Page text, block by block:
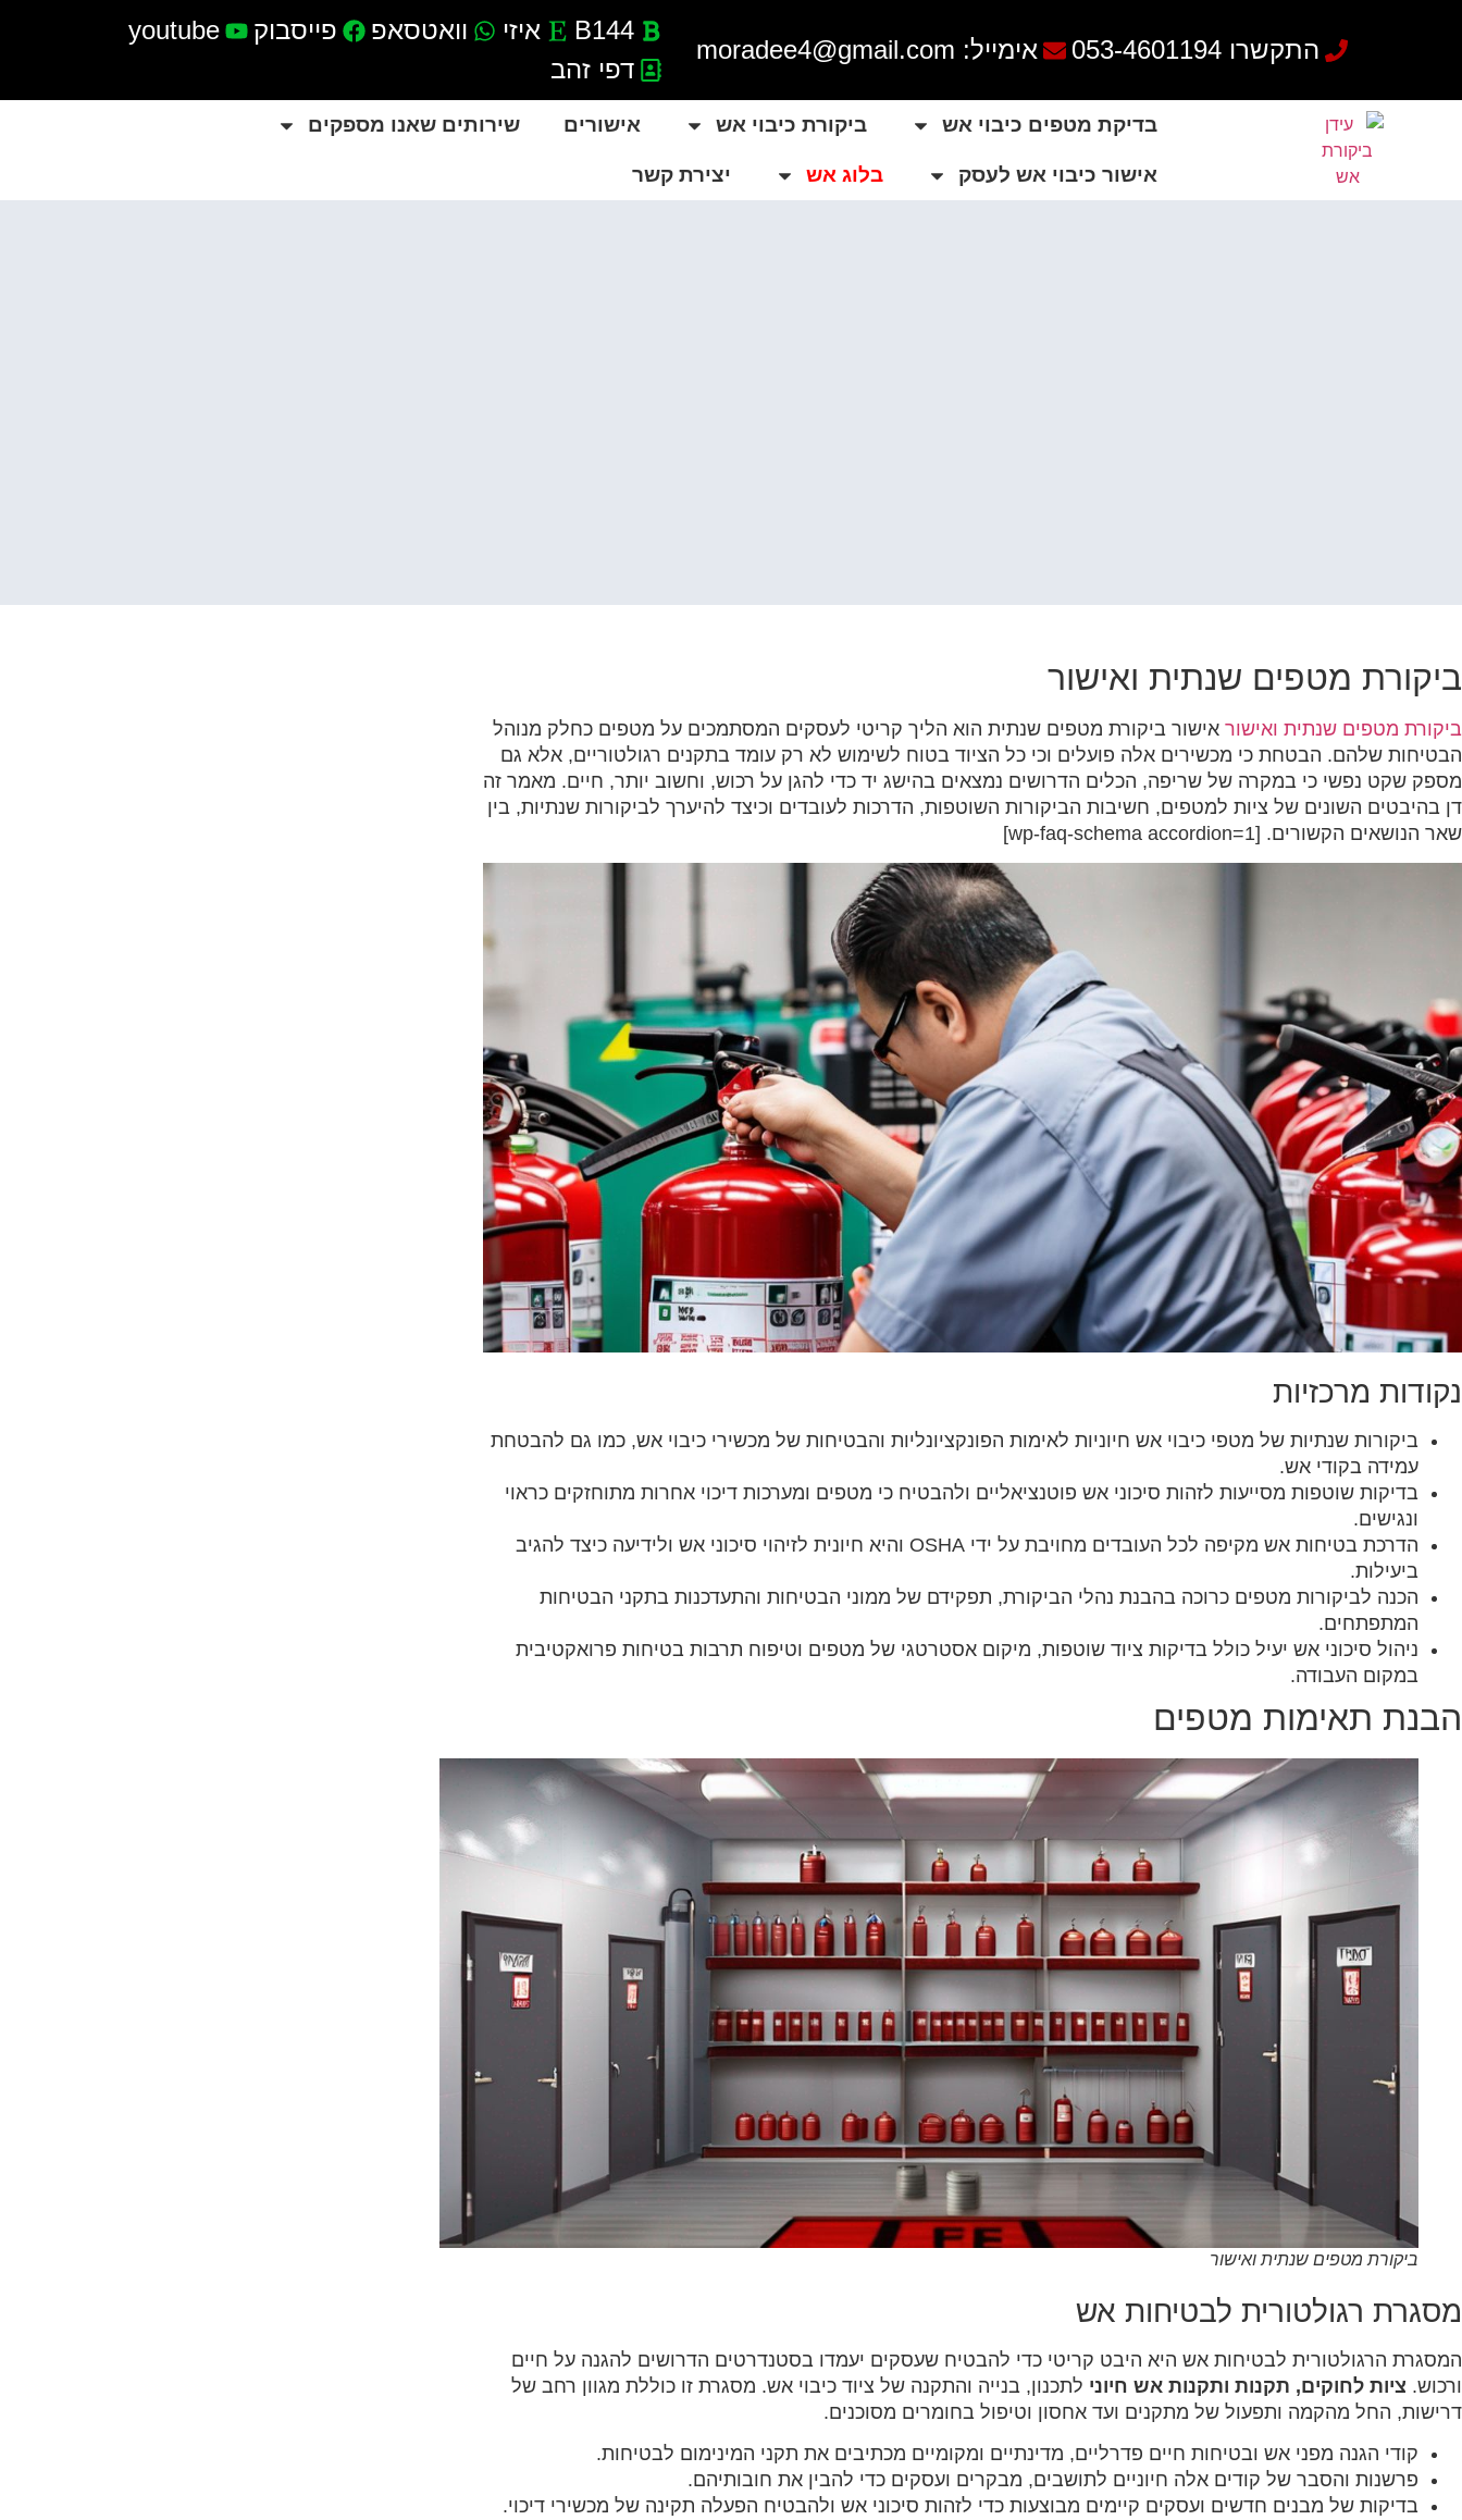
בִּקְלִיק
נְגִישׁוּת.
התקשרו 053-4601194 אימייל: moradee4@gmail.com
B144 איזי וואטסאפ פייסבוק
youtube
דפי זהב
בדיקת מטפים כיבוי אש ביקורת כיבוי אש אישורים שירותים שאנו מספקים
אישור כיבוי אש לעסק בלוג אש יצירת קשר
ביקורת מטפים שנתית ואישור
ביקורת מטפים שנתית ואישור אישור ביקורת מטפים שנתית הוא הליך קריטי לעסקים המסתמכים על מטפים כחלק מנוהל
הבטיחות שלהם. הבטחת כי מכשירים אלה פועלים וכי כל הציוד בטוח לשימוש לא רק עומד בתקנים רגולטוריים, אלא גם
מספק שקט נפשי כי במקרה של שריפה, הכלים הדרושים נמצאים בהישג יד כדי להגן על רכוש, וחשוב יותר, חיים. מאמר זה
דן בהיבטים השונים של ציות למטפים, חשיבות הביקורות השוטפות, הדרכות לעובדים וכיצד להיערך לביקורות שנתיות, בין
שאר הנושאים הקשורים. [wp-faq-schema accordion=1]
‏נקודות מרכזיות‏
‏ביקורות שנתיות של מטפי כיבוי אש חיוניות לאימות הפונקציונליות והבטיחות של מכשירי כיבוי אש, כמו גם להבטחת
עמידה בקודי אש.‏
‏בדיקות שוטפות מסייעות לזהות סיכוני אש פוטנציאליים ולהבטיח כי מטפים ומערכות דיכוי אחרות מתוחזקים כראוי
ונגישים.‏
‏הדרכת בטיחות אש מקיפה לכל העובדים מחויבת על ידי OSHA והיא חיונית לזיהוי סיכוני אש ולידיעה כיצד להגיב
ביעילות.‏
‏הכנה לביקורות מטפים כרוכה בהבנת נהלי הביקורת, תפקידם של ממוני הבטיחות והתעדכנות בתקני הבטיחות
המתפתחים.‏
‏ניהול סיכוני אש יעיל כולל בדיקות ציוד שוטפות, מיקום אסטרטגי של מטפים וטיפוח תרבות בטיחות פרואקטיבית
במקום העבודה.‏
‏הבנת תאימות מטפים‏
ביקורת מטפים שנתית ואישור
‏מסגרת רגולטורית לבטיחות אש‏
‏המסגרת הרגולטורית לבטיחות אש היא היבט קריטי כדי להבטיח שעסקים יעמדו בסטנדרטים הדרושים להגנה על חיים
ורכוש. ‏ ‏ציות לחוקים, תקנות ותקנות אש חיוני‏ ‏ לתכנון, בנייה והתקנה של ציוד כיבוי אש. מסגרת זו כוללת מגוון רחב של
דרישות, החל מהקמה ותפעול של מתקנים ועד אחסון וטיפול בחומרים מסוכנים.‏
‏קודי הגנה מפני אש ובטיחות חיים פדרליים, מדינתיים ומקומיים מכתיבים את תקני המינימום לבטיחות.‏
‏פרשנות והסבר של קודים אלה חיוניים לתושבים, מבקרים ועסקים כדי להבין את חובותיהם.‏
‏בדיקות של מבנים חדשים ועסקים קיימים מבוצעות כדי לזהות סיכוני אש ולהבטיח הפעלה תקינה של מכשירי דיכוי.‏